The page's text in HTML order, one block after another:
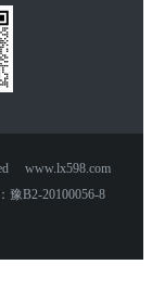
www.lx598.com
B2-20100056-8